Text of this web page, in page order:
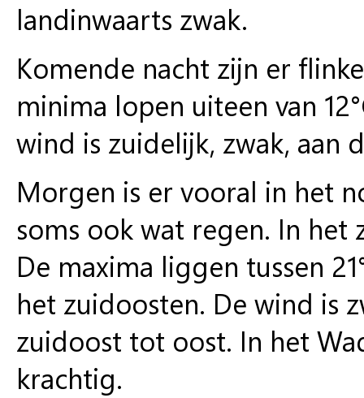
landinwaarts zwak.
Komende nacht zijn er
minima lopen uiteen van
wind is zuidelijk, zwak, aan
Morgen is er vooral in het
soms ook wat regen. In
De maxima liggen tussen
het zuidoosten. De wind is
zuidoost tot oost. In het
krachtig.